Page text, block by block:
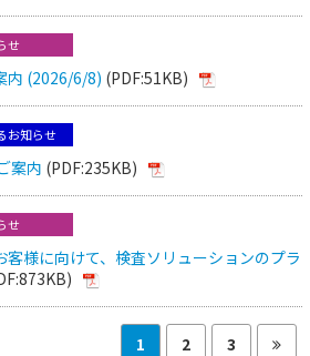
せ
内 (2026/6/8) (PDF:51KB)
お知らせ
案内 (PDF:235KB)
せ
様に向けて、検査ソリューションのプラ
1 2 3